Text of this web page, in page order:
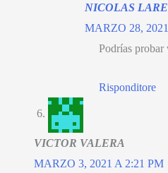
NICOLAS
MARZO 28,
Podrías
Risponditore
VICTOR VALERA
MARZO 3, 2021 A 2:21 PM